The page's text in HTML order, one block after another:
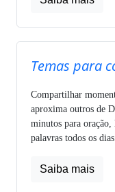
Temas para
Compartilhar
aproxima outros de
minutos para
palavras todos os dias.
Saiba mais